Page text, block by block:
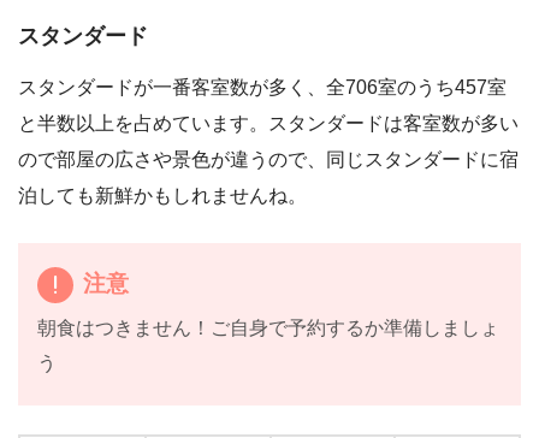
スタンダード
スタンダードが一番客室数が多く、全706室のうち457室
と半数以上を占めています。スタンダードは客室数が多い
ので部屋の広さや景色が違うので、同じスタンダードに宿
泊しても新鮮かもしれませんね。
注意
朝食はつきません！ご自身で予約するか準備しましょ
う